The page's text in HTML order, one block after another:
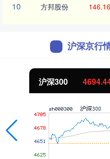
10 方邦股份 146.16
沪深京行
北证50 1134.24